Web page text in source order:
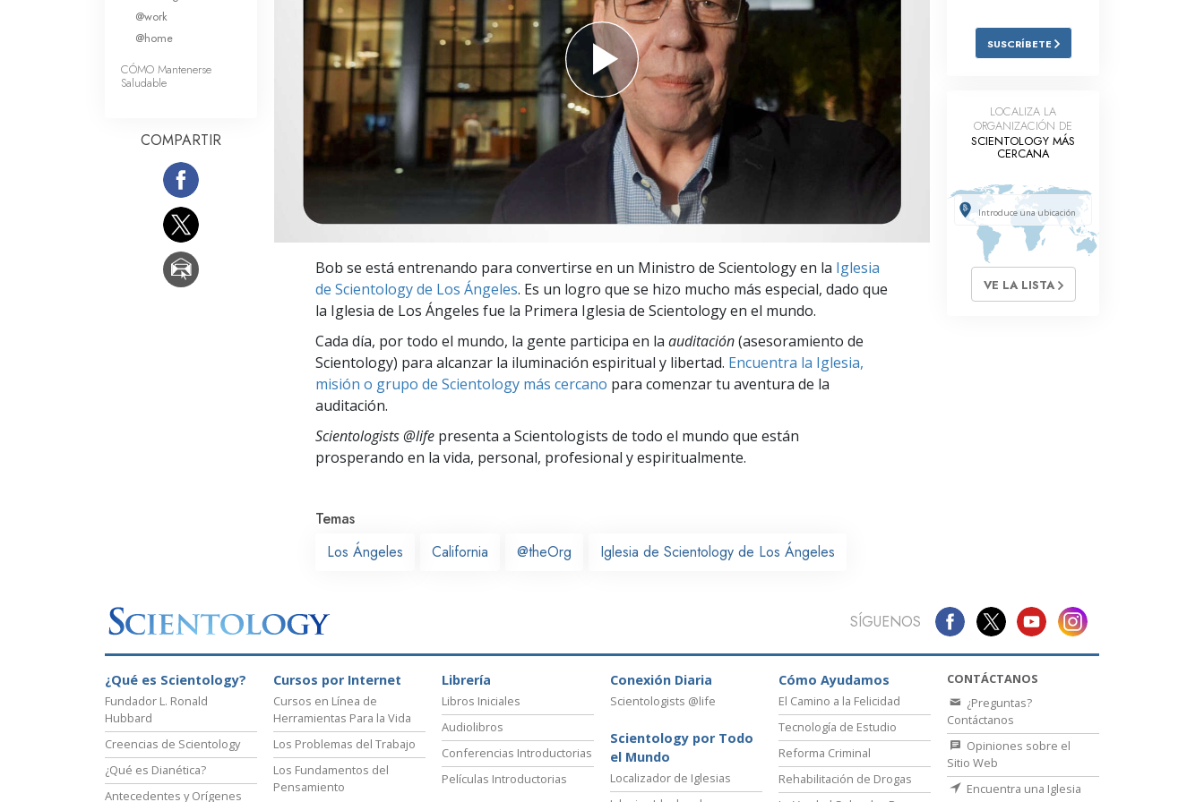
Amor y Odio: ¿Qué es Grandeza?
Herramientas para el Entorno Laboral
La Ética y las
Condiciones
Investigaciones
Los Fundamentos de la Organización
Los Fundamentos de las Relaciones
Públicas
Bob se está entrenando para convertirse en un Ministro de Scientology en la Iglesia
de Scientology de Los Ángeles. Es un logro que se hizo mucho más especial, dado que
la Iglesia de Los Ángeles fue la Primera Iglesia de Scientology en el mundo.
Cada día, por todo el mundo, la gente participa en la auditación(asesoramiento de
Scientology) para alcanzar la iluminación espiritual y libertad. Encuentra la Iglesia,
misión o grupo de Scientology más cercano para comenzar tu aventura de la
auditación.
Scientologists @life presenta a Scientologists de todo el mundo que están
prosperando en la vida, personal, profesional y espiritualmente.
Temas
Los Ángeles
California @theOrg Iglesia de Scientology de Los Ángeles
@work
@home
CÓMO Mantenerse
Saludable
COMPARTIR
SUSCRÍBETE
LOCALIZA LA
ORGANIZACIÓN DE
SCIENTOLOGY MÁS
CERCANA
VE LA LISTA
SÍGUENOS
¿Qué es Scientology?
Fundador L. Ronald
Hubbard
Creencias de Scientology
¿Qué es Dianética?
Antecedentes y Orígenes
Cursos por Internet
Cursos en Línea de
Herramientas Para la Vida
Los Problemas del Trabajo
Los Fundamentos del
Pensamiento
Librería
Libros Iniciales
Audiolibros
Conferencias Introductorias
Películas Introductorias
Conexión Diaria
Scientologists @life
Scientology por Todo
el Mundo
Localizador de Iglesias
Cómo Ayudamos
El Camino a la Felicidad
Tecnología de Estudio
Reforma Criminal
Rehabilitación de Drogas
CONTÁCTANOS
¿Preguntas?
Contáctanos
Opiniones sobre el
Sitio Web
Encuentra una Iglesia